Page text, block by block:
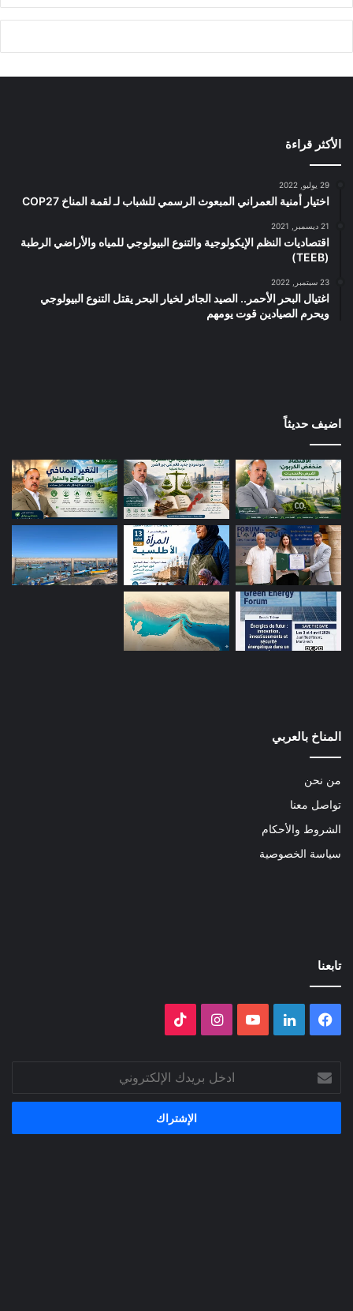
الأكثر قراءة
29 يوليو, 2022
اختيار أمنية العمراني المبعوث الرسمي للشباب لـ لقمة المناخ COP27
21 ديسمبر, 2021
اقتصاديات النظم الإيكولوجية والتنوع البيولوجي للمياه والأراضي الرطبة
(TEEB)
23 سبتمبر, 2022
اغتيال البحر الأحمر.. الصيد الجائر لخيار البحر يقتل التنوع البيولوجي
ويحرم الصيادين قوت يومهم
اضيف حديثاً
المناخ بالعربي
من نحن
تواصل معنا
الشروط والأحكام
سياسة الخصوصية
تابعنا
فيسبوك لينكدإن ‫YouTubeانستقرام
ادخل
بريدك
الإلكتروني